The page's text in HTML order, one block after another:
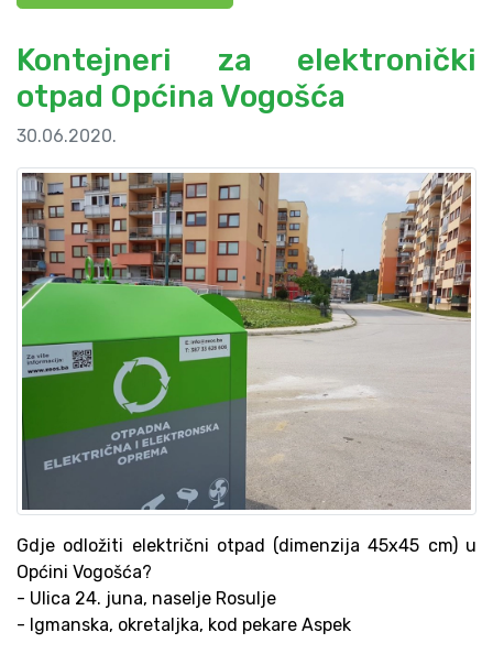
Kontejneri za elektronički
otpad Općina Vogošća
30.06.2020.
Gdje odložiti električni otpad (dimenzija 45x45 cm) u
Općini Vogošća?
- Ulica 24. juna, naselje Rosulje
- Igmanska, okretaljka, kod pekare Aspek